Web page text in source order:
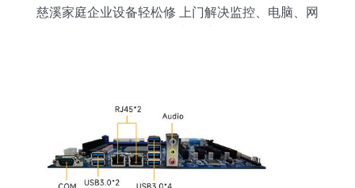
慈溪家庭企业设备轻松修 上门解决监控、电脑、网